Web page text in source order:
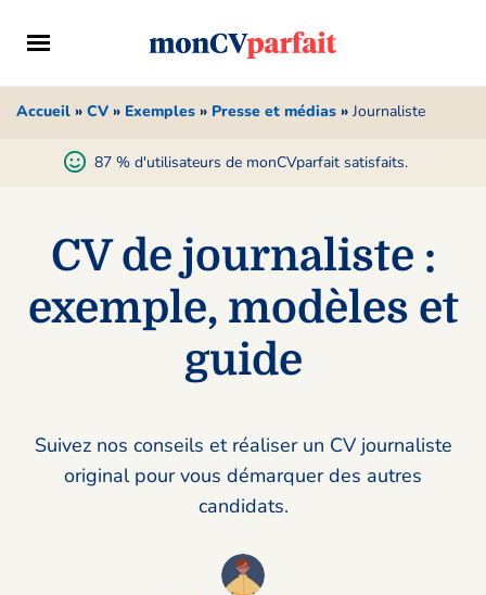
Accueil » CV » Exemples » Presse et médias » Journaliste
87 % d'utilisateurs de monCVparfait satisfaits.
CV de journaliste :
exemple, modèles et
guide
Suivez nos conseils et réaliser un CV journaliste
original pour vous démarquer des autres
candidats.